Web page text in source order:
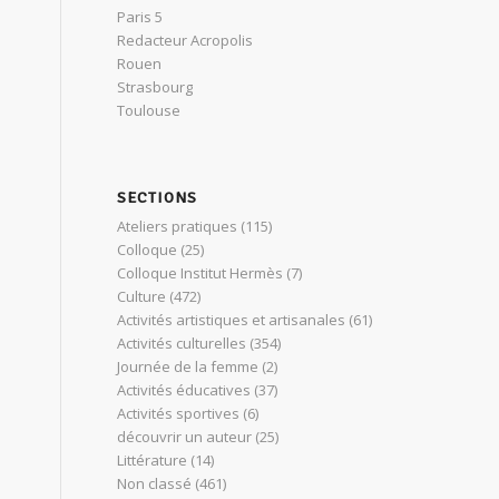
Paris 5
Redacteur Acropolis
Rouen
Strasbourg
Toulouse
SECTIONS
Ateliers pratiques (115)
Colloque (25)
Colloque Institut Hermès (7)
Culture (472)
Activités artistiques et artisanales (61)
Activités culturelles (354)
Journée de la femme (2)
Activités éducatives (37)
Activités sportives (6)
découvrir un auteur (25)
Littérature (14)
Non classé (461)